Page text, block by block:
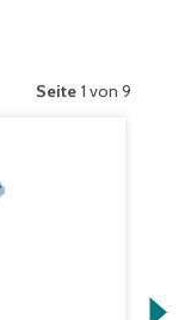
Seite 1 von 9